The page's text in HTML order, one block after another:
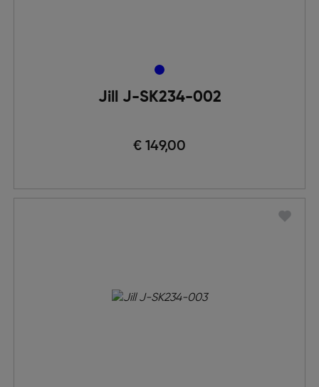
Jill J-SK234-002
€ 149,00